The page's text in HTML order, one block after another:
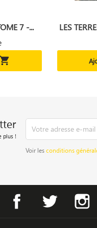
7 -...
LES
plus !
Voir lesconditions
Facebook Twitter